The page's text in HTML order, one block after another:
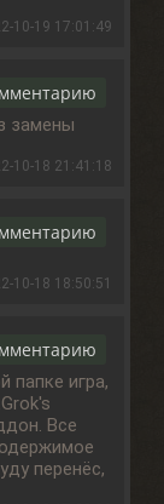
10-19 17:01:49
замены
10-18 21:41:18
10-18 18:50:51
папке игра,
Все
перенёс,